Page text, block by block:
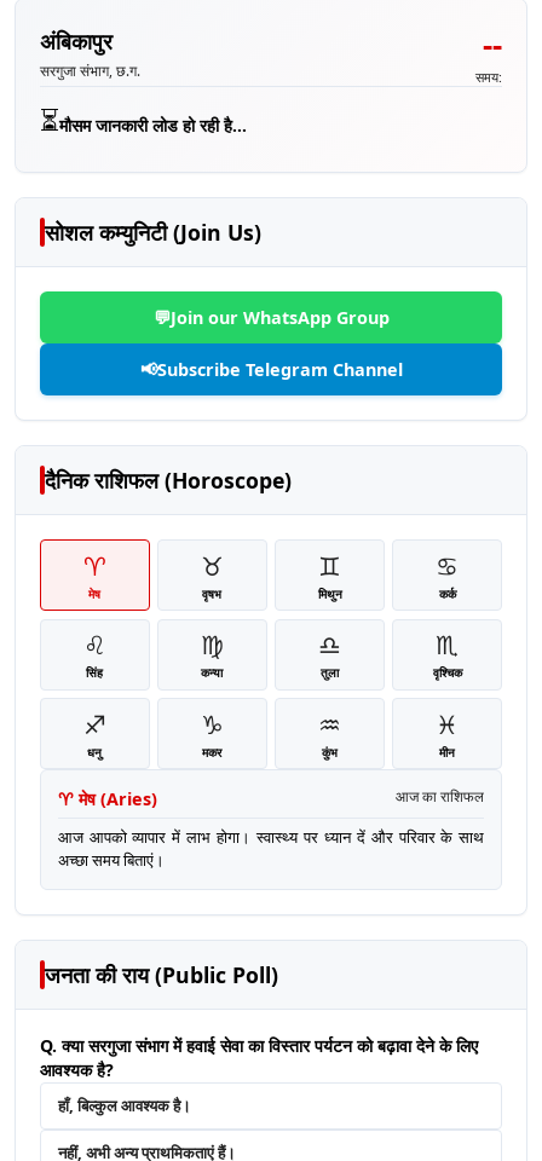
अंबिकापुर
सरगुजा संभाग, छ.ग.
--
समय:
⏳मौसम जानकारी लोड हो रही है...
सोशल कम्युनिटी (Join Us)
💬Join our WhatsApp Group
📢Subscribe Telegram Channel
दैनिक राशिफल (Horoscope)
♈
मेष
♉
वृषभ
♊
मिथुन
♋
कर्क
♌
सिंह
♍
कन्या
♎
तुला
♏
वृश्चिक
♐
धनु
♑
मकर
♒
कुंभ
♓
मीन
♈ मेष(Aries) आज का राशिफल
आज आपको व्यापार में लाभ होगा। स्वास्थ्य पर ध्यान दें और परिवार के साथ
अच्छा समय बिताएं।
जनता की राय (Public Poll)
Q. क्या सरगुजा संभाग में हवाई सेवा का विस्तार पर्यटन को बढ़ावा देने के लिए
आवश्यक है?
हाँ, बिल्कुल आवश्यक है।
नहीं, अभी अन्य प्राथमिकताएं हैं।